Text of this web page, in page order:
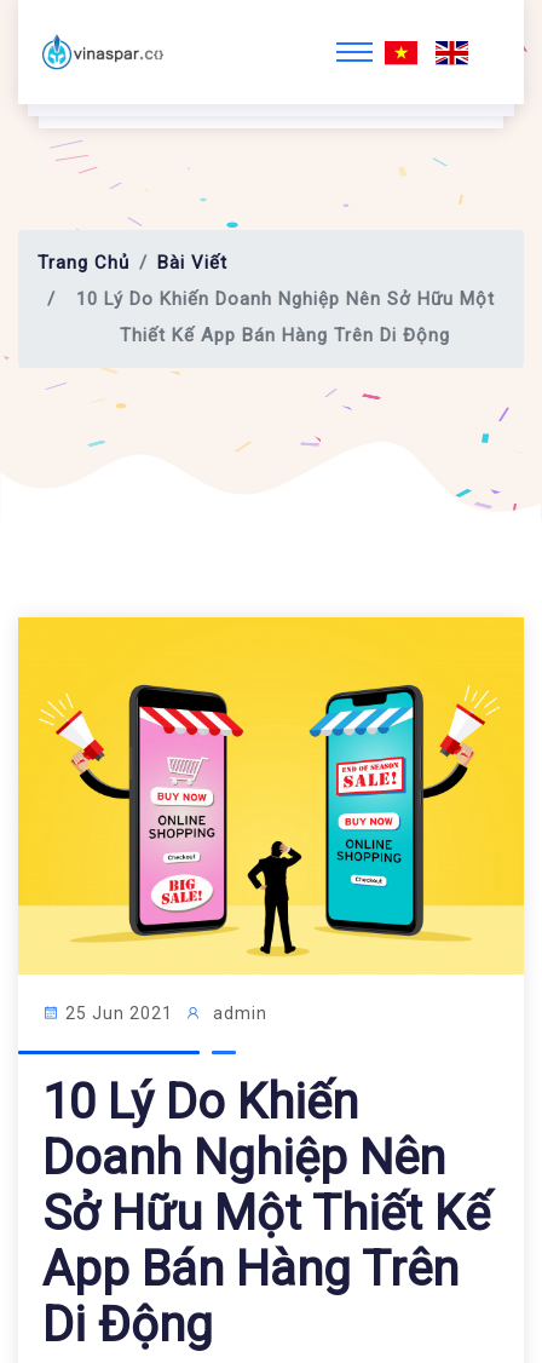
Trang Chủ
Bài Viết
10 Lý Do Khiến Doanh Nghiệp Nên Sở Hữu Một
Thiết Kế App Bán Hàng Trên Di Động
25 Jun 2021 admin
10 Lý Do Khiến
Doanh Nghiệp Nên
Sở Hữu Một Thiết Kế
App Bán Hàng Trên
Di Động